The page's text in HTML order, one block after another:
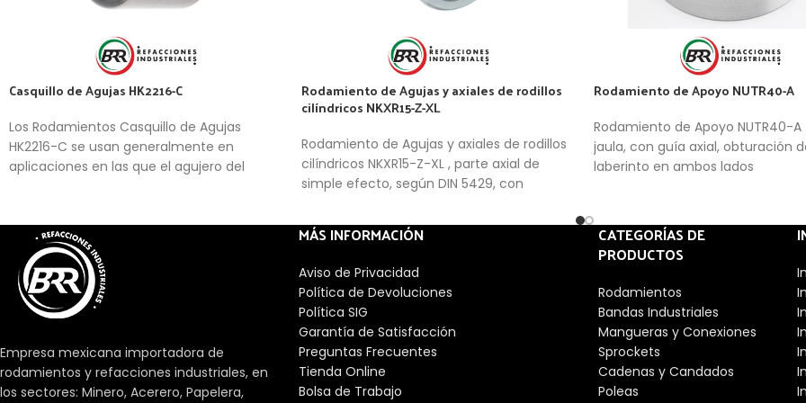
Casquillo de Agujas HK2216-C
Los Rodamientos Casquillo de Agujas
HK2216-C se usan generalmente en
aplicaciones en las que el agujero del
se requiere una disposición de
rodamientos muy compacta y
económica.
Rodamiento de Agujas y axiales de rodillos
cilíndricos NKXR15-Z-XL
Rodamiento de Agujas y axiales de rodillos
cilíndricos NKXR15-Z-XL , parte axial de
simple efecto, según DIN 5429, con
grasa
Rodamiento de Apoyo NUTR40-A
Rodamiento de Apoyo NUTR40-A
jaula, con guía axial, obturación
laberinto en ambos lados
Empresa mexicana importadora de
rodamientos y refacciones industriales, en
los sectores: Minero, Acerero, Papelera,
MÁS INFORMACIÓN
Aviso de Privacidad
Política de Devoluciones
Política SIG
Garantía de Satisfacción
Preguntas Frecuentes
Tienda Online
Bolsa de Trabajo
CATEGORÍAS DE
PRODUCTOS
Rodamientos
Bandas Industriales
Mangueras y Conexiones
Sprockets
Cadenas y Candados
Poleas